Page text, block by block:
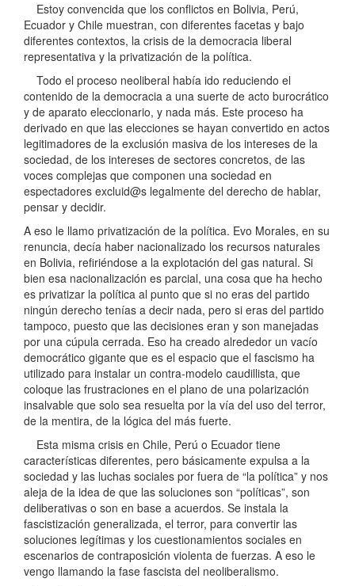
Estoy convencida que los conflictos en Bolivia, Perú,
Ecuador y Chile muestran, con diferentes facetas y bajo
diferentes contextos, la crisis de la democracia liberal
representativa y la privatización de la política.
Todo el proceso neoliberal había ido reduciendo el
contenido de la democracia a una suerte de acto burocrático
y de aparato eleccionario, y nada más. Este proceso ha
derivado en que las elecciones se hayan convertido en actos
legitimadores de la exclusión masiva de los intereses de la
sociedad, de los intereses de sectores concretos, de las
voces complejas que componen una sociedad en
espectadores excluid@s legalmente del derecho de hablar,
pensar y decidir.
A eso le llamo privatización de la política. Evo Morales, en su
renuncia, decía haber nacionalizado los recursos naturales
en Bolivia, refiriéndose a la explotación del gas natural. Si
bien esa nacionalización es parcial, una cosa que ha hecho
es privatizar la política al punto que si no eras del partido
ningún derecho tenías a decir nada, pero si eras del partido
tampoco, puesto que las decisiones eran y son manejadas
por una cúpula cerrada. Eso ha creado alrededor un vacío
democrático gigante que es el espacio que el fascismo ha
utilizado para instalar un contra-modelo caudillista, que
coloque las frustraciones en el plano de una polarización
insalvable que solo sea resuelta por la vía del uso del terror,
de la mentira, de la lógica del más fuerte.
Esta misma crisis en Chile, Perú o Ecuador tiene
características diferentes, pero básicamente expulsa a la
sociedad y las luchas sociales por fuera de “la política” y nos
aleja de la idea de que las soluciones son “políticas”, son
deliberativas o son en base a acuerdos. Se instala la
fascistización generalizada, el terror, para convertir las
soluciones legítimas y los cuestionamientos sociales en
escenarios de contraposición violenta de fuerzas. A eso le
vengo llamando la fase fascista del neoliberalismo.